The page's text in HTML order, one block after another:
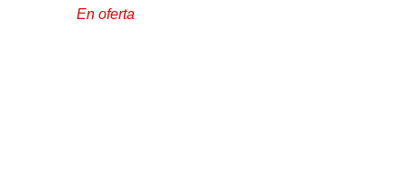
En oferta